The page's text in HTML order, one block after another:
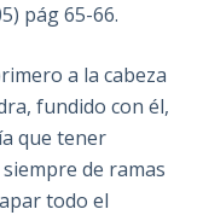
pág 65-66.
a la cabeza
fundido con él,
que tener
de ramas
todo el